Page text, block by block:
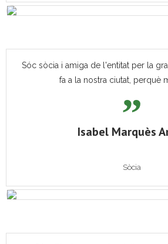
Sóc sòcia i amiga de l'entitat per la
fa a la nostra ciutat, perquè
Isabel Marquès
Sòcia